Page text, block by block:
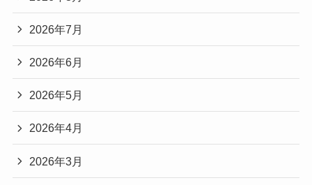
アーカイブ